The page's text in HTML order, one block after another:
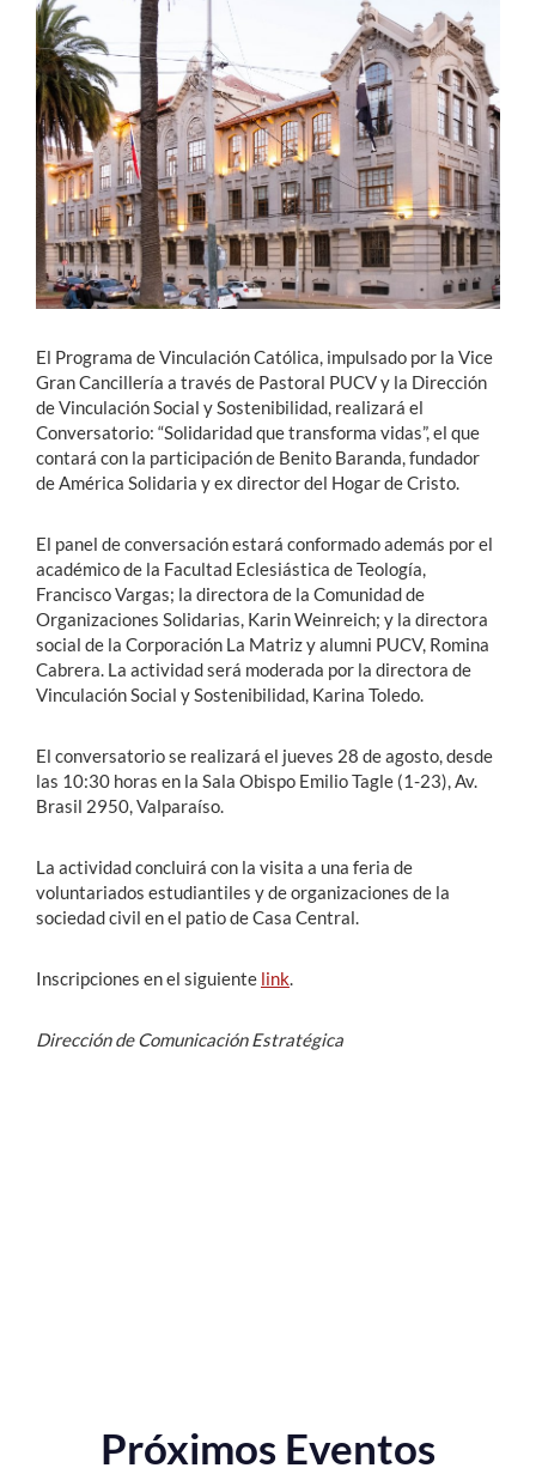
Funcionarios
Alumni
English
El Programa de Vinculación Católica, impulsado por la Vice
Gran Cancillería a través de Pastoral PUCV y la Dirección
de Vinculación Social y Sostenibilidad, realizará el
Conversatorio: “Solidaridad que transforma vidas”, el que
contará con la participación de Benito Baranda, fundador
de América Solidaria y ex director del Hogar de Cristo.
El panel de conversación estará conformado además por el
académico de la Facultad Eclesiástica de Teología,
Francisco Vargas; la directora de la Comunidad de
Organizaciones Solidarias, Karin Weinreich; y la directora
social de la Corporación La Matriz y alumni PUCV, Romina
Cabrera. La actividad será moderada por la directora de
Vinculación Social y Sostenibilidad, Karina Toledo.
El conversatorio se realizará el jueves 28 de agosto, desde
las 10:30 horas en la Sala Obispo Emilio Tagle (1-23), Av.
Brasil 2950, Valparaíso.
La actividad concluirá con la visita a una feria de
voluntariados estudiantiles y de organizaciones de la
sociedad civil en el patio de Casa Central.
Inscripciones en el siguiente link
Dirección de Comunicación Estratégica
Próximos Eventos